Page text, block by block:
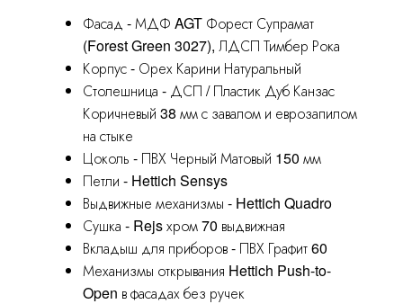
Фасад - МДФ AGT Форест Супрамат
(Forest Green 3027), ЛДСП Тимбер Рока
Корпус - Орех Карини Натуральный
Столешница - ДСП / Пластик Дуб Канзас
Коричневый 38 мм с завалом и еврозапилом
на стыке
Цоколь - ПВХ Черный Матовый 150 мм
Петли - Hettich Sensys
Выдвижные механизмы - Hettich Quadro
Сушка - Rejs хром 70 выдвижная
Вкладыш для приборов - ПВХ Графит 60
Механизмы открывания Hettich Push-to-
Open в фасадах без ручек